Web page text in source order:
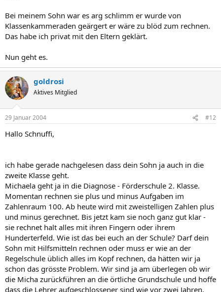
Bei meinem Sohn war es arg schlimm er wurde von
Klassenkammeraden geärgert er wäre zu blöd zum rechnen.
Das habe ich privat mit den Eltern geklärt.
Nun geht es.
goldrosi
Aktives Mitglied
29 Januar 2004 #12
Hallo Schnuffi,
ich habe gerade nachgelesen dass dein Sohn ja auch in die
zweite Klasse geht.
Michaela geht ja in die Diagnose - Förderschule 2. Klasse.
Momentan rechnen sie plus und minus Aufgaben im
Zahlenraum 100. Ab heute wird mit zweistelligen Zahlen plus
und minus gerechnet. Bis jetzt kam sie noch ganz gut klar -
sie rechnet halt alles mit ihren Fingern oder ihrem
Hunderterfeld. Wie ist das bei euch an der Schule? Darf dein
Sohn mit Hilfsmitteln rechnen oder muss er wie an der
Regelschule üblich alles im Kopf rechnen, da hätten wir ja
schon das grösste Problem. Wir sind ja am überlegen ob wir
die Micha zurückführen an die örtliche Grundschule und hoffe
dass die Lehrer aufgeschlossener sind wie vor zwei Jahren.